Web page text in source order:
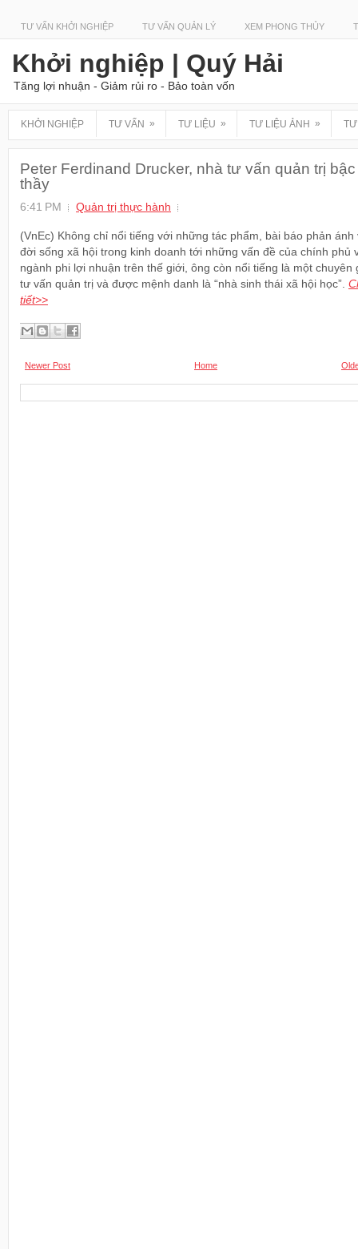
TƯ VẤN KHỞI NGHIỆP TƯ VẤN QUẢN LÝ XEM PHONG THỦY
Khởi nghiệp | Quý Hải
Tăng lợi nhuận - Giảm rủi ro - Bảo toàn vốn
KHỞI NGHIỆP TƯ VẤN » TƯ LIỆU » TƯ LIỆU ẢNH »
Peter Ferdinand Drucker, nhà tư vấn quản trị bậc
thầy
6:41 PM Quản trị thực hành
(VnEc) Không chỉ nổi tiếng với những tác phẩm, bài báo phản ánh
đời sống xã hội trong kinh doanh tới những vấn đề của chính phủ
ngành phi lợi nhuận trên thế giới, ông còn nổi tiếng là một chuyên
tư vấn quản trị và được mệnh danh là “nhà sinh thái xã hội học”.
tiết>>
Newer Post Home